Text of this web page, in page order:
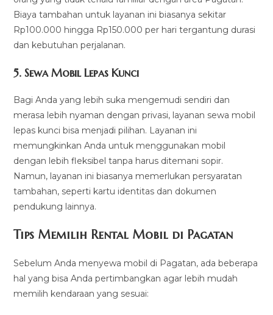
Biaya tambahan untuk layanan ini biasanya sekitar
Rp100.000 hingga Rp150.000 per hari tergantung durasi
dan kebutuhan perjalanan.
5.Sewa Mobil Lepas Kunci
Bagi Anda yang lebih suka mengemudi sendiri dan
merasa lebih nyaman dengan privasi, layanan sewa mobil
lepas kunci bisa menjadi pilihan. Layanan ini
memungkinkan Anda untuk menggunakan mobil
dengan lebih fleksibel tanpa harus ditemani sopir.
Namun, layanan ini biasanya memerlukan persyaratan
tambahan, seperti kartu identitas dan dokumen
pendukung lainnya.
Tips Memilih Rental Mobil di Pagatan
Sebelum Anda menyewa mobil di Pagatan, ada beberapa
hal yang bisa Anda pertimbangkan agar lebih mudah
memilih kendaraan yang sesuai: